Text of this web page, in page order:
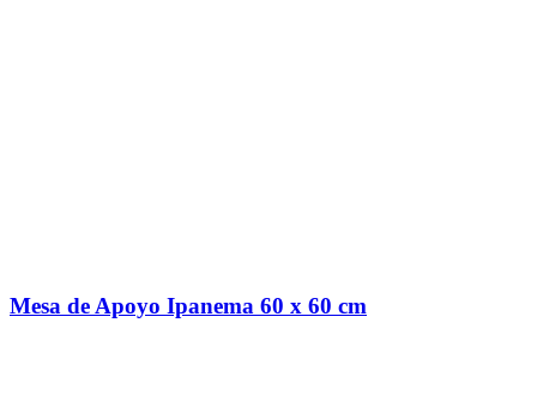
Mesa de Apoyo Ipanema 60 x 60 cm